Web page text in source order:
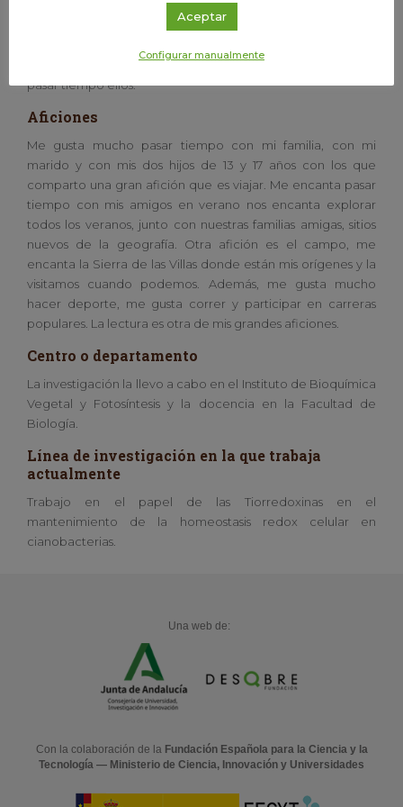
tema a impartir para mis alumnos. Antes de irme a casa
organizo las tareas para el día siguiente o para la semana
organizar las tareas extraescolares de mis hijos e intento
pasar tiempo ellos.
Aficiones
Me gusta mucho pasar tiempo con mi familia, con mi
marido y con mis dos hijos de 13 y 17 años con los que
comparto una gran afición que es viajar. Me encanta pasar
tiempo con mis amigos en verano nos encanta explorar
todos los veranos, junto con nuestras familias amigas, sitios
nuevos de la geografía. Otra afición es el campo, me
encanta la Sierra de las Villas donde están mis orígenes y la
visitamos cuando podemos. Además, me gusta mucho
hacer deporte, me gusta correr y participar en carreras
populares. La lectura es otra de mis grandes aficiones.
Centro o departamento
La investigación la llevo a cabo en el Instituto de Bioquímica
Vegetal y Fotosíntesis y la docencia en la Facultad de
Biología.
Línea de investigación en la que trabaja
actualmente
Trabajo en el papel de las Tiorredoxinas en el
mantenimiento de la homeostasis redox celular en
cianobacterias.
Una web de:
Con la colaboración de la Fundación Española para la Ciencia y la
Tecnología — Ministerio de Ciencia, Innovación y Universidades
Aceptar
Configurar manualmente